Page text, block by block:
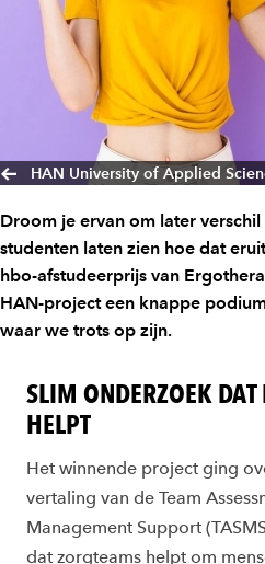
HAN University of Applied
Droom je ervan om later
studenten laten zien hoe dat
hbo-afstudeerprijs van
HAN-project een knappe
waar we trots op zijn.
SLIM ONDERZOEK DAT
HELPT
Het winnende project ging
vertaling van de Team
Management Support
dat zorgteams helpt om